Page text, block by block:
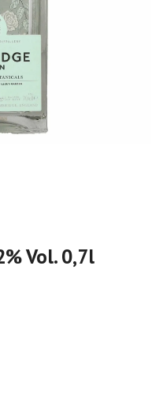
Vol. 0,7l